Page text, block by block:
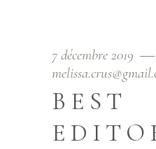
7 décembre 2019
BEST